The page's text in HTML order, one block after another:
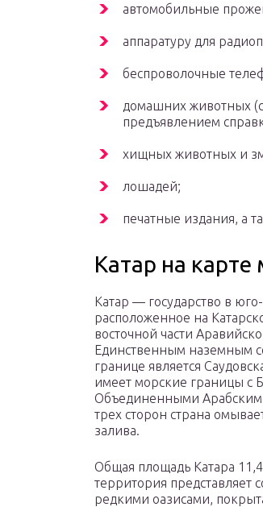
автомобильные
аппаратуру для
беспроволочные
домашних животных
предъявлением
хищных животных и
лошадей;
печатные издания, а
Катар на карте
Катар — государство в
расположенное на
восточной части
Единственным наземным
границе является
имеет морские границы с
Объединенными
трех сторон страна
залива.
Общая площадь Катара
территория представляет
редкими оазисами,